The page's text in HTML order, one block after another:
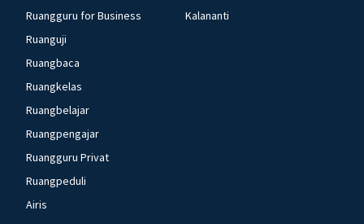
Ruangguru for Business
Ruanguji
Ruangbaca
Ruangkelas
Ruangbelajar
Ruangpengajar
Ruangguru Privat
Ruangpeduli
Airis
Kalananti